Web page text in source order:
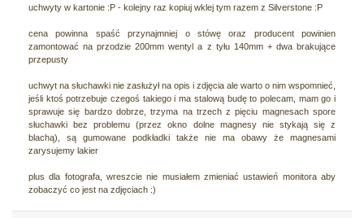
uchwyty w kartonie :P - kolejny raz kopiuj wklej tym razem z Silverstone :P
cena powinna spaść przynajmniej o stówę oraz producent powinien
zamontować na przodzie 200mm wentyl a z tyłu 140mm + dwa brakujące
przepusty
uchwyt na słuchawki nie zasłużył na opis i zdjęcia ale warto o nim wspomnieć,
jeśli ktoś potrzebuje czegoś takiego i ma stalową budę to polecam, mam go i
sprawuje się bardzo dobrze, trzyma na trzech z pięciu magnesach spore
słuchawki bez problemu (przez okno dolne magnesy nie stykają się z
blachą), są gumowane podkładki także nie ma obawy że magnesami
zarysujemy lakier
plus dla fotografa, wreszcie nie musiałem zmieniać ustawień monitora aby
zobaczyć co jest na zdjęciach :)